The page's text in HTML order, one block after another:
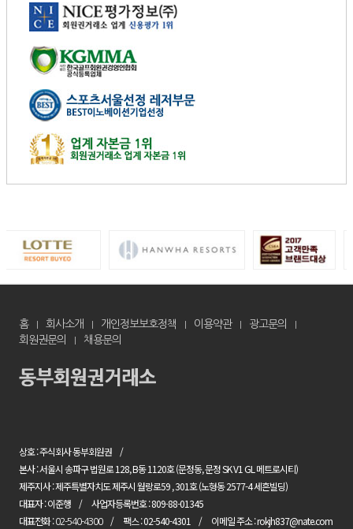
홈 회사소개 개인정보보호정책 이용약관
광고문의
회원권문의
채용문의
상호 : 주식회사 동부회원권
본사 : 서울시 송파구 법원로 128, B동 1120호 (문정동, 문정 SK V1 GL 메트로시티)
제주지사 : 제주특별자치도 제주시 월랑로59 , 301호 (노형동 2577-4 세흔빌딩)
대표자 : 이준행
사업자등록번호 : 809-88-01345
대표전화 :02-540-4300 팩스 : 02-540-4301 이메일 주소 : rokjh837@nate.com